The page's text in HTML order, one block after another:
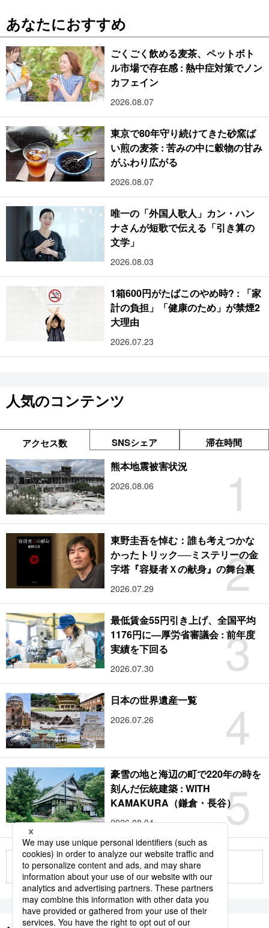
あなたにおすすめ
ごくごく飲める麦茶、ペットボト
ル市場で存在感 : 熱中症対策でノン
カフェイン
2026.08.07
東京で80年守り続けてきた砂窯ば
い煎の麦茶 : 苦みの中に穀物の甘み
がふわり広がる
2026.08.07
唯一の「外国人歌人」カン・ハン
ナさんが短歌で伝える「引き算の
文学」
2026.08.03
1箱600円がたばこのやめ時? : 「家
計の負担」「健康のため」が禁煙2
大理由
2026.07.23
人気のコンテンツ
アクセス数 SNSシェア 滞在時間
1
熊本地震被害状況
2026.08.06
2
東野圭吾を悼む：誰も考えつかな
かったトリック──ミステリーの金
字塔『容疑者Ｘの献身』の舞台裏
2026.07.29
3
最低賃金55円引き上げ、全国平均
1176円に―厚労省審議会 : 前年度
実績を下回る
2026.07.30
4
日本の世界遺産一覧
2026.07.26
5
豪雪の地と海辺の町で220年の時を
刻んだ伝統建築 : WITH
KAMAKURA（鎌倉・長谷）
2026.08.04
もっと見る